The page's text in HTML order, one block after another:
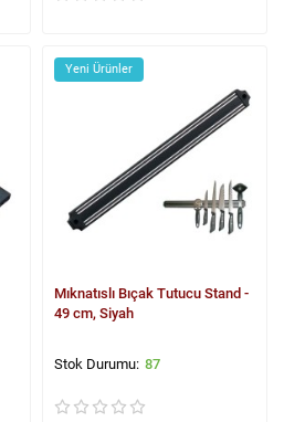
Yeni Ürünler
Mıknatıslı Bıçak Tutucu Stand -
49 cm, Siyah
87